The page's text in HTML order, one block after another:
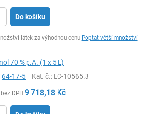
Do košíku
látek za výhodnou cenu Poptat větší množství
70 % p.A. (1 x 5 L)
64-17-5 Kat. č.: LC-10565.3
DPH 9 718,18 Kč